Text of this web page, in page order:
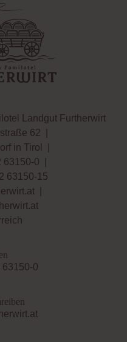
Landgut Furtherwirt
62
in Tirol
63150-0
63150-15
63150-0